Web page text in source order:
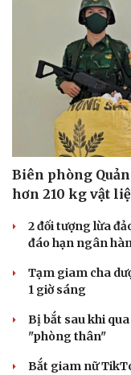
Biên phòng
hơn 210 kg vật
2 đối tượng lừa
đáo hạn ngân
Tạm giam cha
1 giờ sáng
Bị bắt sau khi
"phòng thân"
Bắt giam nữ